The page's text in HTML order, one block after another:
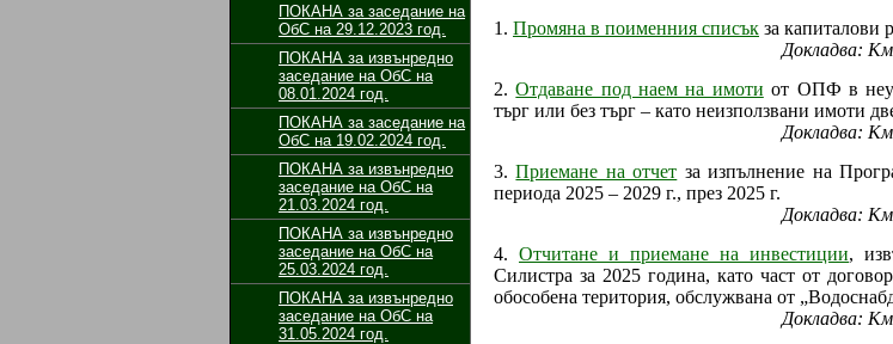
ПОКАНА за заседание на
ОбС на 29.12.2023 год.
ПОКАНА за извънредно
заседание на ОбС на
08.01.2024 год.
ПОКАНА за заседание на
ОбС на 19.02.2024 год.
ПОКАНА за извънредно
заседание на ОбС на
21.03.2024 год.
ПОКАНА за извънредно
заседание на ОбС на
25.03.2024 год.
ПОКАНА за извънредно
заседание на ОбС на
31.05.2024 год.
1. Промяна в поименния списък за капиталови
Докладва:
2.Отдаване под наем на имоти от ОПФ в
търг или без търг – като неизползвани имоти
Докладва:
3.Приемане на отчет за изпълнение на
периода 2025 – 2029 г., през 2025 г.
Докладва:
4. Отчитане и приемане на инвестиции,
Силистра за 2025 година, като част от
обособена територия, обслужвана от
Докладва: